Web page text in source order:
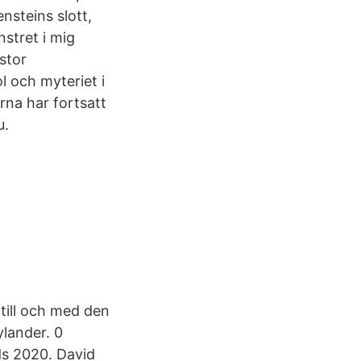
slott,
i mig
och myteriet i
har fortsatt
och med den
0
2020. David